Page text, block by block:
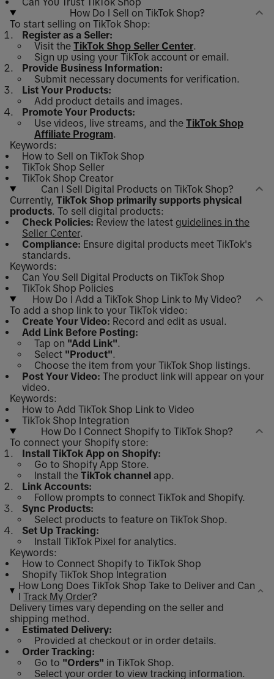
How Do I Sell on TikTok Shop?
To start selling on TikTok Shop:
Register as a Seller:
Visit the TikTok Shop Seller Center.
Sign up using your TikTok account or email.
Provide Business Information:
Submit necessary documents for verification.
List Your Products:
Add product details and images.
Promote Your Products:
Use videos, live streams, and the TikTok Shop
Affiliate Program.
Keywords:
How to Sell on TikTok Shop
TikTok Shop Seller
TikTok Shop Creator
Can I Sell Digital Products on TikTok Shop?
Currently, TikTok Shop primarily supports physical
products. To sell digital products:
Check Policies: Review the latest guidelines in the
Seller Center.
Compliance: Ensure digital products meet TikTok's
standards.
Keywords:
Can You Sell Digital Products on TikTok Shop
TikTok Shop Policies
How Do I Add a TikTok Shop Link to My Video?
To add a shop link to your TikTok video:
Create Your Video: Record and edit as usual.
Add Link Before Posting:
Tap on "Add Link".
Select "Product".
Choose the item from your TikTok Shop listings.
Post Your Video: The product link will appear on your
video.
Keywords:
How to Add TikTok Shop Link to Video
TikTok Shop Integration
How Do I Connect Shopify to TikTok Shop?
To connect your Shopify store:
Install TikTok App on Shopify:
Go to Shopify App Store.
Install the TikTok channel app.
Link Accounts:
Follow prompts to connect TikTok and Shopify.
Sync Products:
Select products to feature on TikTok Shop.
Set Up Tracking:
Install TikTok Pixel for analytics.
Keywords:
How to Connect Shopify to TikTok Shop
Shopify TikTok Shop Integration
How Long Does TikTok Shop Take to Deliver and Can
ITrack My Order?
Delivery times vary depending on the seller and
shipping method.
Estimated Delivery:
Provided at checkout or in order details.
Order Tracking:
Go to "Orders" in TikTok Shop.
Select your order to view tracking information.